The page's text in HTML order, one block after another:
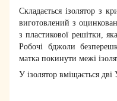
Складається ізолятор з
виготовлений з
з пластикової решітки,
Робочі бджоли
матка покинути межі
У ізолятор вміщається